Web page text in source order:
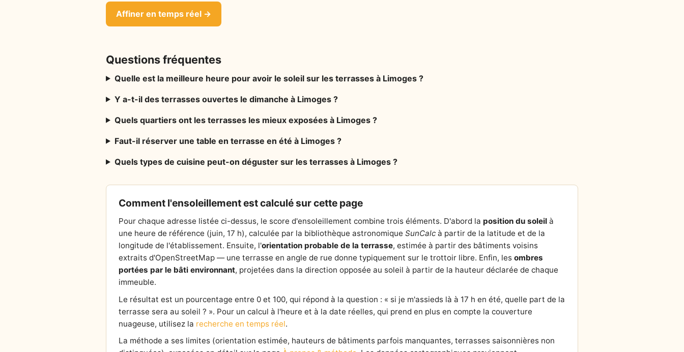
Affiner en temps réel →
Questions fréquentes
Quelle est la meilleure heure pour avoir le soleil sur les terrasses à Limoges ?
Y a-t-il des terrasses ouvertes le dimanche à Limoges ?
Quels quartiers ont les terrasses les mieux exposées à Limoges ?
Faut-il réserver une table en terrasse en été à Limoges ?
Quels types de cuisine peut-on déguster sur les terrasses à Limoges ?
Comment l'ensoleillement est calculé sur cette page
Pour chaque adresse listée ci-dessus, le score d'ensoleillement combine trois éléments. D'abord la position du soleil à
une heure de référence (juin, 17 h), calculée par la bibliothèque astronomique SunCalc à partir de la latitude et de la
longitude de l'établissement. Ensuite, l'orientation probable de la terrasse, estimée à partir des bâtiments voisins
extraits d'OpenStreetMap — une terrasse en angle de rue donne typiquement sur le trottoir libre. Enfin, les ombres
portées par le bâti environnant, projetées dans la direction opposée au soleil à partir de la hauteur déclarée de chaque
immeuble.
Le résultat est un pourcentage entre 0 et 100, qui répond à la question : « si je m'assieds là à 17 h en été, quelle part de la
terrasse sera au soleil ? ». Pour un calcul à l'heure et à la date réelles, qui prend en plus en compte la couverture
nuageuse, utilisez la recherche en temps réel.
La méthode a ses limites (orientation estimée, hauteurs de bâtiments parfois manquantes, terrasses saisonnières non